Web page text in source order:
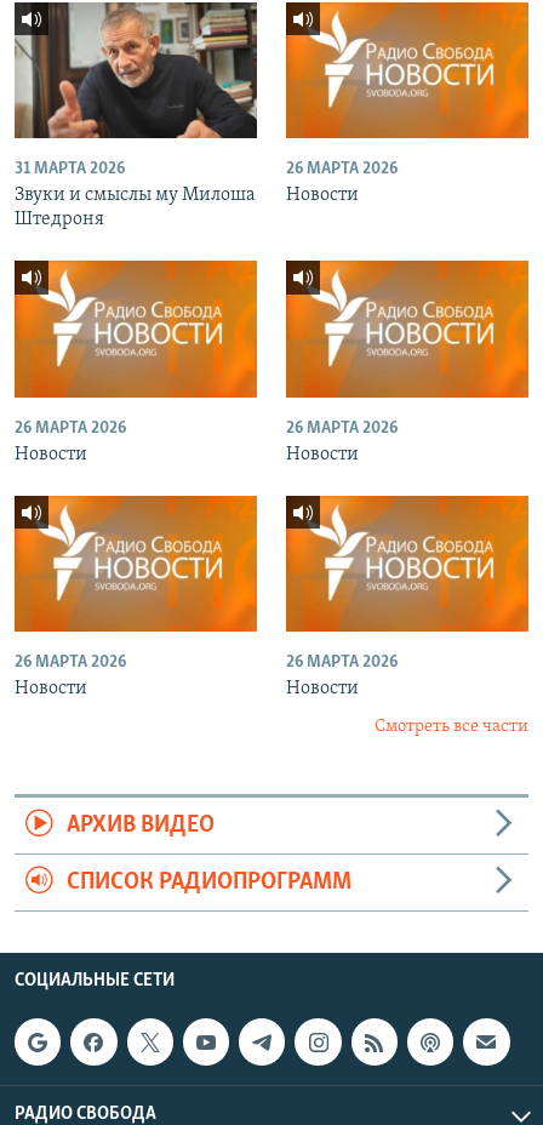
31 МАРТА 2026
Звуки и смыслы му Милоша
Штедроня
26 МАРТА 2026
Новости
26 МАРТА 2026
Новости
26 МАРТА 2026
Новости
26 МАРТА 2026
Новости
26 МАРТА 2026
Новости
Смотреть все части
АРХИВ ВИДЕО
СПИСОК РАДИОПРОГРАММ
СОЦИАЛЬНЫЕ СЕТИ
РАДИО СВОБОДА